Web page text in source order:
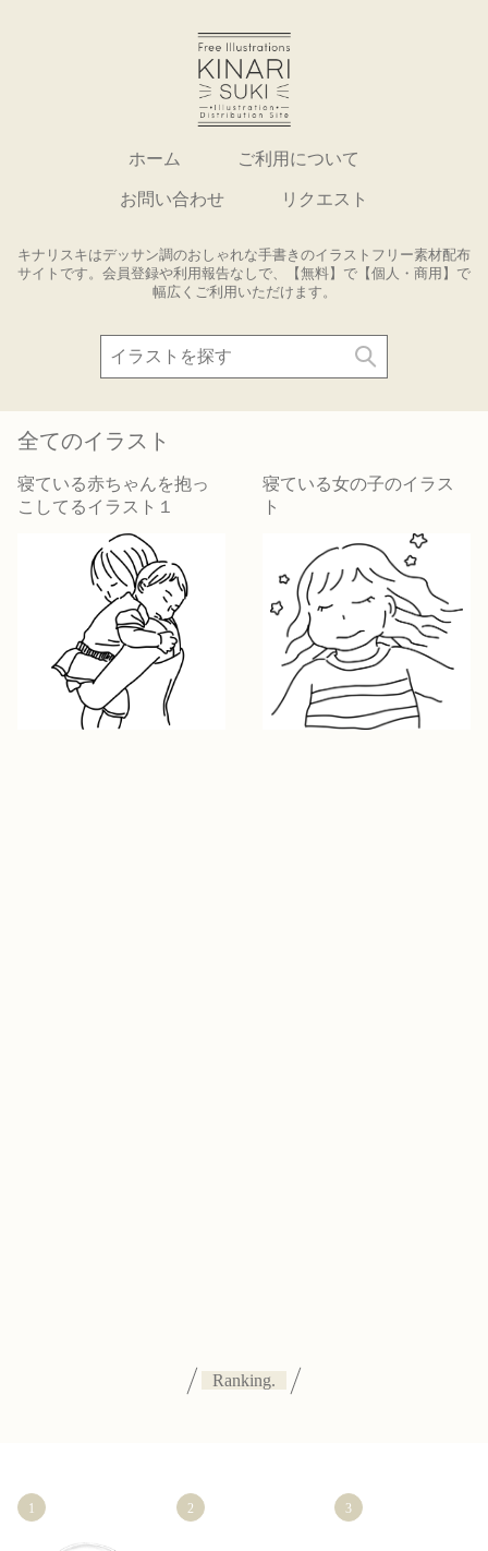
ホーム ご利用について
お問い合わせ リクエスト
キナリスキはデッサン調のおしゃれな手書きのイラストフリー素材配布
サイトです。会員登録や利用報告なしで、【無料】で【個人・商用】で
幅広くご利用いただけます。
全てのイラスト
寝ている赤ちゃんを抱っ
こしてるイラスト１
寝ている女の子のイラス
ト
Ranking.
1 2 3